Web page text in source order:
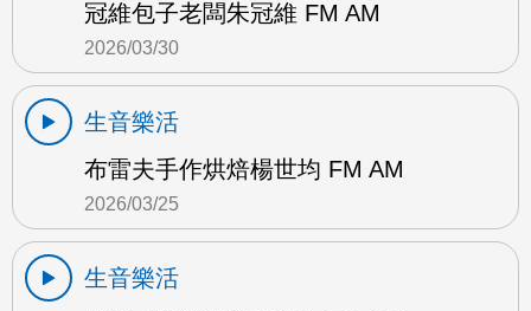
冠維包子老闆朱冠維 FM AM
2026/03/30
生音樂活
布雷夫手作烘焙楊世均 FM AM
2026/03/25
生音樂活